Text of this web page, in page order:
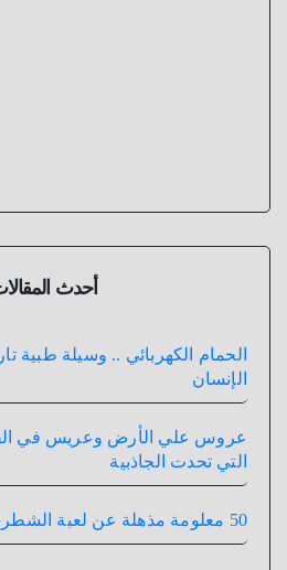
أحدث
الحمام الكهربائي .. وسيلة طبية
الإنسان
عروس علي الأرض وعريس في
التي تحدت الجاذبية
50 معلومة مذهلة عن لعبة الشطرنج